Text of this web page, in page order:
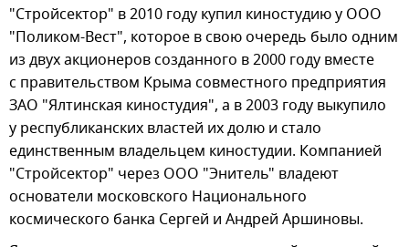
"Стройсектор" в 2010 году купил киностудию у ООО
"Поликом-Вест", которое в свою очередь было одним
из двух акционеров созданного в 2000 году вместе
с правительством Крыма совместного предприятия
ЗАО "Ялтинская киностудия", а в 2003 году выкупило
у республиканских властей их долю и стало
единственным владельцем киностудии. Компанией
"Стройсектор" через ООО "Энитель" владеют
основатели московского Национального
космического банка Сергей и Андрей Аршиновы.